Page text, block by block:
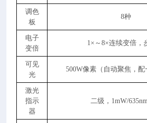
调色
板
8种
电子
变倍
1×～8×连续变倍，
可见
光
500W像素（自动聚焦，配
激光
指示
器
二级，1mW/